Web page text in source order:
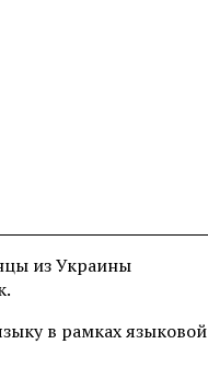
из Украины
в рамках языковой